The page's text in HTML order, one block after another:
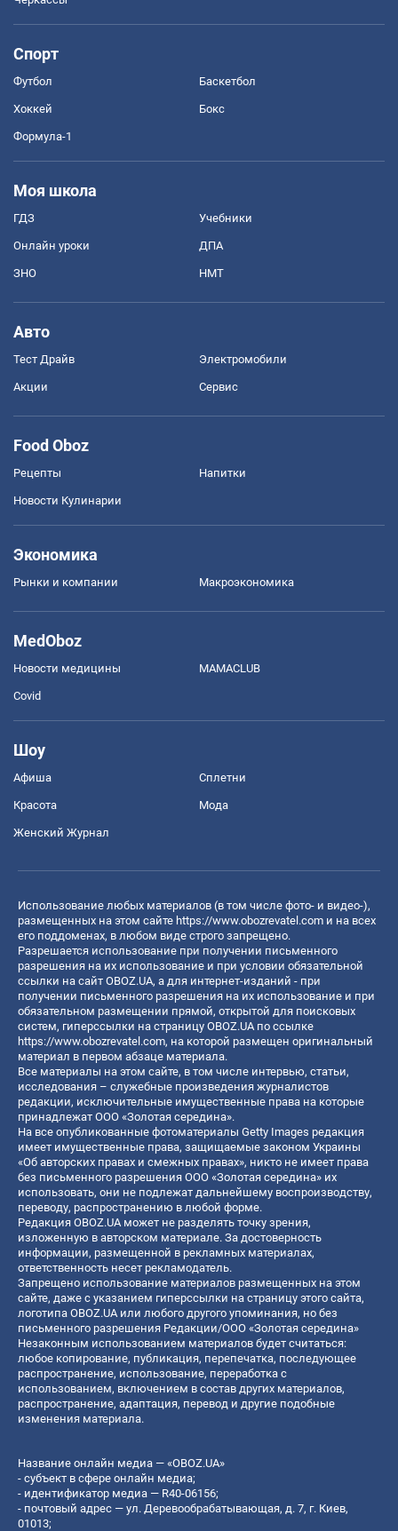
Спорт
Футбол Баскетбол
Хоккей Бокс
Формула-1
Моя школа
ГДЗ Учебники
Онлайн уроки ДПА
ЗНО НМТ
Авто
Тест Драйв Электромобили
Акции Сервис
Food Oboz
Рецепты Напитки
Новости Кулинарии
Экономика
Рынки и компании Mакроэкономика
MedOboz
Новости медицины MAMACLUB
Covid
Шоу
Афиша Сплетни
Красота Мода
Женский Журнал
Использование любых материалов (в том числе фото- и видео-),
размещенных на этом сайте https://www.obozrevatel.com и на всех
его поддоменах, в любом виде строго запрещено.
Разрешается использование при получении письменного
разрешения на их использование и при условии обязательной
ссылки на сайт OBOZ.UA, а для интернет-изданий - при
получении письменного разрешения на их использование и при
обязательном размещении прямой, открытой для поисковых
систем, гиперссылки на страницу OBOZ.UA по ссылке
https://www.obozrevatel.com, на которой размещен оригинальный
материал в первом абзаце материала.
Все материалы на этом сайте, в том числе интервью, статьи,
исследования – служебные произведения журналистов
редакции, исключительные имущественные права на которые
принадлежат ООО «Золотая середина».
На все опубликованные фотоматериалы Getty Images редакция
имеет имущественные права, защищаемые законом Украины
«Об авторских правах и смежных правах», никто не имеет права
без письменного разрешения ООО «Золотая середина» их
использовать, они не подлежат дальнейшему воспроизводству,
переводу, распространению в любой форме.
Редакция OBOZ.UA может не разделять точку зрения,
изложенную в авторском материале. За достоверность
информации, размещенной в рекламных материалах,
ответственность несет рекламодатель.
Запрещено использование материалов размещенных на этом
сайте, даже с указанием гиперссылки на страницу этого сайта,
логотипа OBOZ.UA или любого другого упоминания, но без
письменного разрешения Редакции/ООО «Золотая середина»
Незаконным использованием материалов будет считаться:
любое копирование, публикация, перепечатка, последующее
распространение, использование, переработка с
использованием, включением в состав других материалов,
распространение, адаптация, перевод и другие подобные
изменения материала.
Название онлайн медиа — «OBOZ.UA»
- субъект в сфере онлайн медиа;
- идентификатор медиа — R40-06156;
- почтовый адрес — ул. Деревообрабатывающая, д. 7, г. Киев,
01013;